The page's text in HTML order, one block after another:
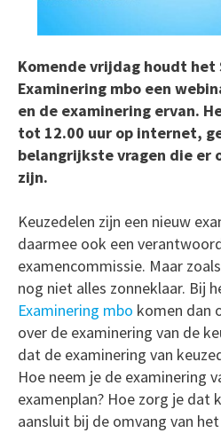
Komende vrijdag houdt het
Examinering mbo een
en de examinering ervan.
tot 12.00 uur op internet,
belangrijkste vragen die er
zijn.
Keuzedelen zijn een nieuw
daarmee ook een
examencommissie. Maar
nog niet alles zonneklaar. Bij
Examinering mbo komen dan
over de examinering van de
dat de examinering van
Hoe neem je de examinering
examenplan? Hoe zorg je dat
aansluit bij de omvang van